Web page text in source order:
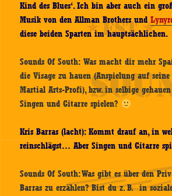
Kind des Blues‘. Ich bin aber auch ein
Musik von den Allman Brothers und
diese beiden Sparten im hauptsächlichen.
Sounds Of South: Was macht dir mehr
die Visage zu hauen (Anspielung auf
Martial Arts-Profi), bzw. in selbige
Singen und Gitarre spielen?
Kris Barras (lacht): Kommt drauf an, in
reinschlägst… Aber Singen und Gitarre
Sounds Of South: Was gibt es über den
Barras zu erzählen? Bist du z. B. in